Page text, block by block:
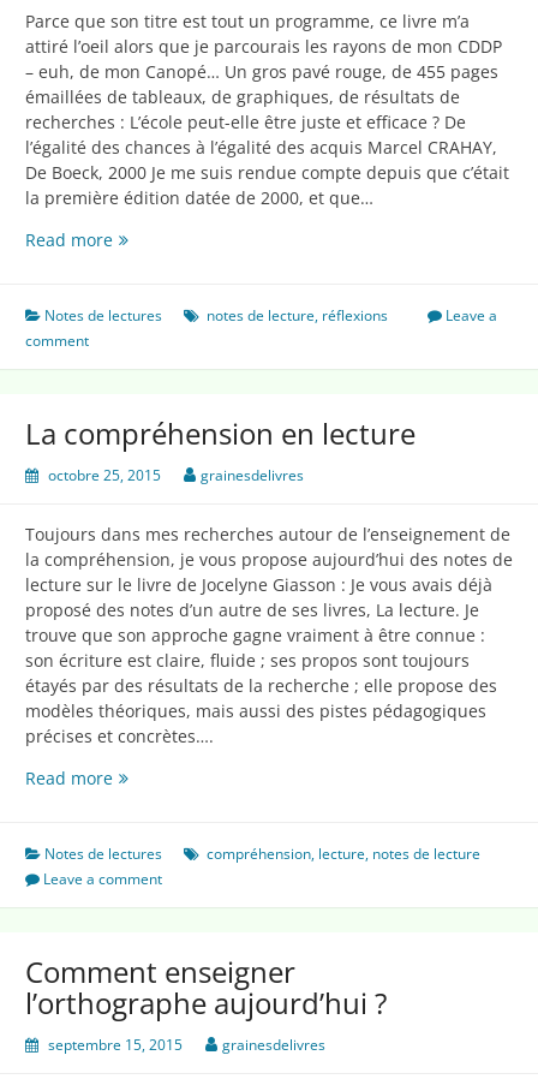
Parce que son titre est tout un programme, ce livre m’a
attiré l’oeil alors que je parcourais les rayons de mon CDDP
– euh, de mon Canopé… Un gros pavé rouge, de 455 pages
émaillées de tableaux, de graphiques, de résultats de
recherches : L’école peut-elle être juste et efficace ? De
l’égalité des chances à l’égalité des acquis Marcel CRAHAY,
De Boeck, 2000 Je me suis rendue compte depuis que c’était
la première édition datée de 2000, et que…
Read moreL’école
être
et
Notes de lectures notes de lecture, réflexions
Leave a
comment
La compréhension en lecture
octobre 25, 2015 grainesdelivres
Toujours dans mes recherches autour de l’enseignement de
la compréhension, je vous propose aujourd’hui des notes de
lecture sur le livre de Jocelyne Giasson : Je vous avais déjà
proposé des notes d’un autre de ses livres, La lecture. Je
trouve que son approche gagne vraiment à être connue :
son écriture est claire, fluide ; ses propos sont toujours
étayés par des résultats de la recherche ; elle propose des
modèles théoriques, mais aussi des pistes pédagogiques
précises et concrètes….
Read moreLa
lecture
Notes de lectures compréhension, lecture, notes de lecture
Leave a comment
Comment enseigner
l’orthographe aujourd’hui ?
septembre 15, 2015 grainesdelivres